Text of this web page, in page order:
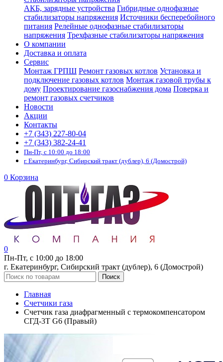
АКБ, зарядные устройства Гибридные однофазные
стабилизаторы напряжения Источники бесперебойного
питания Релейные однофазные стабилизаторы
напряжения Трехфазные стабилизаторы напряжения
О компании
Доставка и оплата
Сервис
Монтаж ГРПШ Ремонт газовых котлов Установка и
подключение газовых котлов Монтаж газовой трубы к
дому Проектирование газоснабжения дома Поверка и
ремонт газовых счетчиков
Новости
Акции
Контакты
+7 (343) 227-80-04
+7 (343) 382-24-41
Пн-Пт, с 10:00 до 18:00
г. Екатеринбург, Сибирский тракт (дублер), 6 (Домострой)
0 Корзина
0
Пн-Пт, с 10:00 до 18:00
г. Екатеринбург, Сибирский тракт (дублер), 6 (Домострой)
Поиск
Главная
Счетчики газа
Счетчик газа диафрагменный с термокомпенсатором
СГД-3Т G6 (Правый)